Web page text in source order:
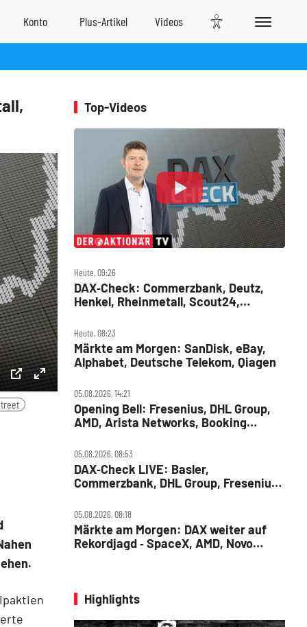
PIP Enter
fullscreen
Top-Videos
Heute, 09:26
DAX‑Check: Commerzbank, Deutz,
Henkel, Rheinmetall, Scout24,
Internet
Heute, 08:23
Märkte am Morgen: SanDisk, eBay,
Alphabet, Deutsche Telekom, Qiagen
05.08.2026, 14:21
Opening Bell: Fresenius, DHL Group,
AMD, Arista Networks, Booking
05.08.2026, 08:53
DAX‑Check LIVE: Basler,
Commerzbank, DHL Group, Fresenius,
05.08.2026, 08:18
Märkte am Morgen: DAX weiter auf
Rekordjagd ‑ SpaceX, AMD, Novo
Highlights